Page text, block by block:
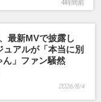
4時間前
最新MVで披露し
アルが「本当に別
ん」ファン騒然
2026/8/4